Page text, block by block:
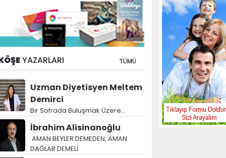
YAZARLARI TÜMÜ
Uzman Diyetisyen Meltem
Demirci
Bir Sofrada Buluşmak Üzere…
İbrahim Alisinanoğlu
AMAN BEYLER DEMEDEN, AMAN
DAĞLAR DEMELİ